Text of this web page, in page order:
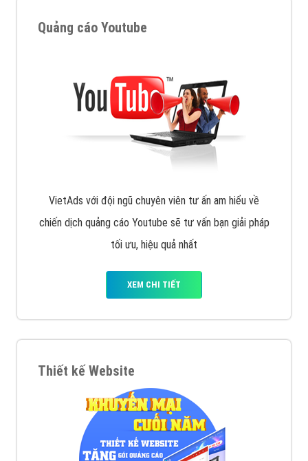
Quảng cáo Youtube
VietAds với đội ngũ chuyên viên tư ấn am hiểu về
chiến dịch quảng cáo Youtube sẽ tư vấn bạn giải pháp
tối ưu, hiệu quả nhất
XEM CHI TIẾT
Thiết kế Website